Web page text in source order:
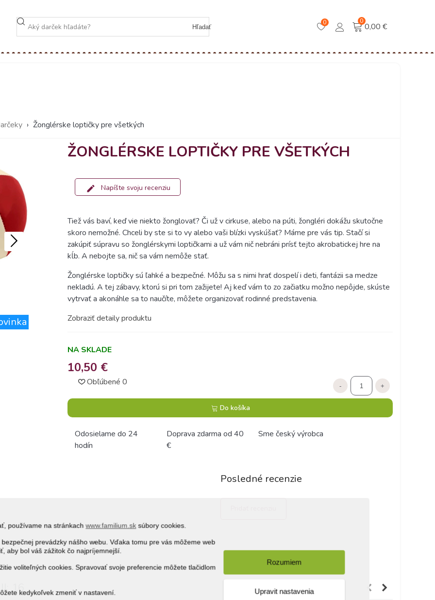
používame na stránkachwww.familium.sk súbory cookies.
prevádzky nášho webu. Vďaka tomu pre vás môžeme web
aby bol váš zážitok čo najpríjemnejší.
voliteľných cookies. Spravovať svoje preferencie môžete tlačidlom
kedykoľvek zmeniť v nastavení.
Rozumiem
Upravit nastavenia
Hľadať
0 0
0,00 €
› Žonglérske loptičky pre všetkých
ŽONGLÉRSKE LOPTIČKY PRE VŠETKÝCH
Napíšte svoju recenziu
Tiež vás baví, keď vie niekto žonglovať? Či už v cirkuse, alebo na púti, žongléri dokážu skutočne
skoro nemožné. Chceli by ste si to vy alebo vaši blízki vyskúšať? Máme pre vás tip. Stačí si
zakúpiť súpravu so žonglérskymi loptičkami a už vám nič nebráni prísť tejto akrobatickej hre na
kĺb. A nebojte sa, nič sa vám nemôže stať.
Žonglérske loptičky sú ľahké a bezpečné. Môžu sa s nimi hrať dospelí i deti, fantázii sa medze
nekladú. A tej zábavy, ktorú si pri tom zažijete! Aj keď vám to zo začiatku možno nepôjde, skúste
vytrvať a akonáhle sa to naučíte, môžete organizovať rodinné predstavenia.
Zobraziť detaily produktu
NA SKLADE
10,50 €
Obľúbené 0 - +
Do košíka
Odosielame do 24
hodín
Doprava zdarma od 40
€
Sme český výrobca
Posledné recenzie
16